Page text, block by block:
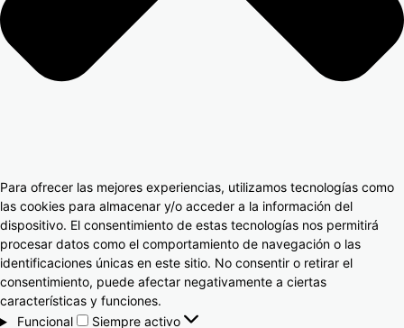
Para ofrecer las mejores experiencias, utilizamos tecnologías como
las cookies para almacenar y/o acceder a la información del
dispositivo. El consentimiento de estas tecnologías nos permitirá
procesar datos como el comportamiento de navegación o las
identificaciones únicas en este sitio. No consentir o retirar el
consentimiento, puede afectar negativamente a ciertas
características y funciones.
Funcional
Siempre activo